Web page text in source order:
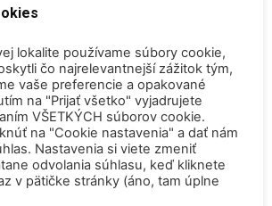
4: Slovensko upevňuje pozíciu medzi
stámilióny na fúznu elektráreň pre
lokalite používame súbory cookie,
čo najrelevantnejší zážitok tým,
vaše preferencie a opakované
na "Prijať všetko" vyjadrujete
VŠETKÝCH súborov cookie.
na "Cookie nastavenia" a dať nám
Nastavenia si viete zmeniť
odvolania súhlasu, keď kliknete
v pätičke stránky (áno, tam úplne